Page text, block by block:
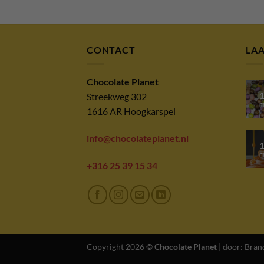
CONTACT
Chocolate Planet
Streekweg 302
1616 AR Hoogkarspel
info@chocolateplanet.nl
+316 25 39 15 34
Copyright 2026 ©Chocolate Planet | door: